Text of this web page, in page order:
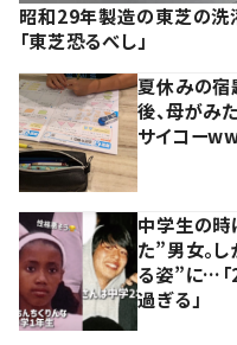
昭和29年製造の東芝の洗
「東芝恐るべし」
夏休みの宿
後、母がみ
サイコーww
中学生の時
た”男女。
る姿”に…「
過ぎる」